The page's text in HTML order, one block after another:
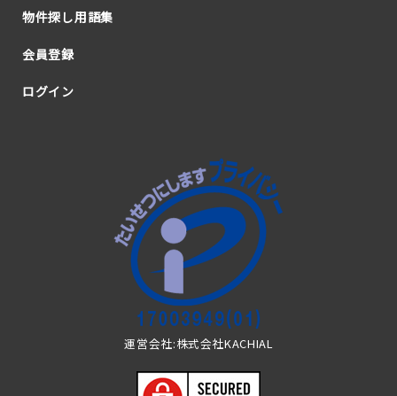
物件探し用語集
会員登録
ログイン
運営会社:株式会社KACHIAL